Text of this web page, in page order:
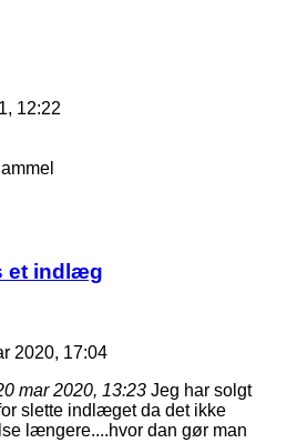
12:22
et indlæg
2020, 17:04
mar 2020, 13:23 Jeg har solgt
slette indlæget da det ikke
længere....hvor dan gør man